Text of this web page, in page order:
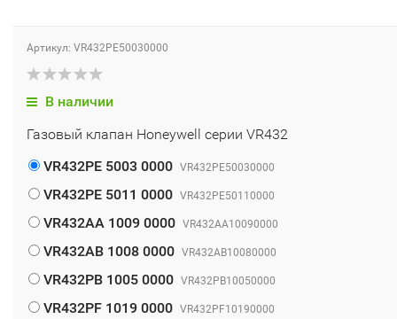
Артикул: VR432PE50030000
В наличии
Газовый клапан Honeywell серии VR432
VR432PE 5003 0000 VR432PE50030000
VR432PE 5011 0000 VR432PE50110000
VR432AA 1009 0000 VR432AA10090000
VR432AB 1008 0000 VR432AB10080000
VR432PB 1005 0000 VR432PB10050000
VR432PF 1019 0000 VR432PF10190000